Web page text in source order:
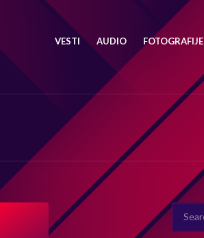
VESTI AUDIO FOTOGRAFIJE
SEARCH
FOR: